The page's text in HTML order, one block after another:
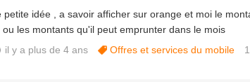
petite idée , a savoir afficher sur orange et moi le
les montants qu'il peut emprunter dans le mois
il y a plus de 4 ans Offres et services du mobile 1